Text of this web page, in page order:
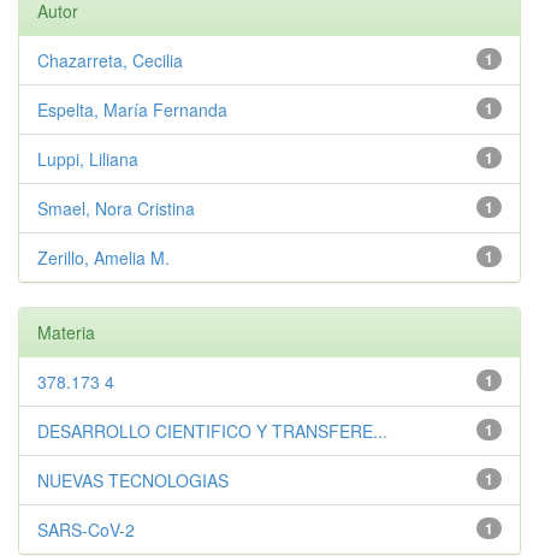
Autor
1
Chazarreta, Cecilia
1
Espelta, María Fernanda
1
Luppi, Liliana
1
Smael, Nora Cristina
1
Zerillo, Amelia M.
Materia
1
378.173 4
1
DESARROLLO CIENTIFICO Y TRANSFERE...
1
NUEVAS TECNOLOGIAS
1
SARS-CoV-2